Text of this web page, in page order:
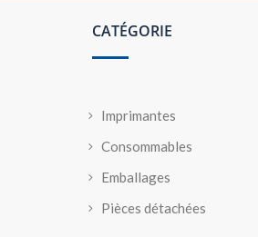
CATÉGORIE
Imprimantes
Consommables
Emballages
Pièces détachées